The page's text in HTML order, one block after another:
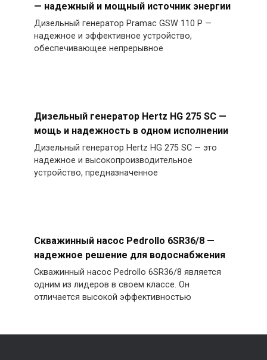
— надежный и мощный источник энергии
Дизельный генератор Pramac GSW 110 P —
надежное и эффективное устройство,
обеспечивающее непрерывное
Дизельный генератор Hertz HG 275 SC —
мощь и надежность в одном исполнении
Дизельный генератор Hertz HG 275 SC — это
надежное и высокопроизводительное
устройство, предназначенное
Скважинный насос Pedrollo 6SR36/8 —
надежное решение для водоснабжения
Скважинный насос Pedrollo 6SR36/8 является
одним из лидеров в своем классе. Он
отличается высокой эффективностью